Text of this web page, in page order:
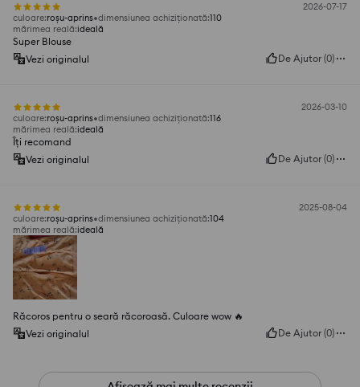
2026-07-17
culoare:roșu-aprins dimensiunea achiziționată:110
mărimea reală:ideală
Super Blouse
Vezi originalul
De Ajutor (0)
2026-03-10
culoare:roșu-aprins dimensiunea achiziționată:116
mărimea reală:ideală
Îți recomand
Vezi originalul
De Ajutor (0)
2025-08-04
culoare:roșu-aprins dimensiunea achiziționată:104
mărimea reală:ideală
Răcoros pentru o seară răcoroasă. Culoare wow 🔥
Vezi originalul
De Ajutor (0)